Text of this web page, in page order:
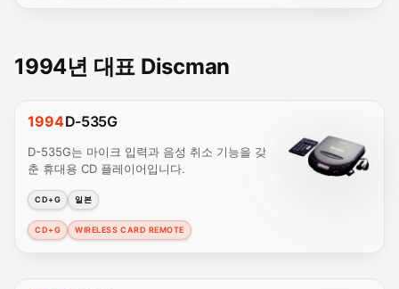
1994년 대표 Discman
1994D-535G
D-535G는 마이크 입력과 음성 취소 기능을 갖
춘 휴대용 CD 플레이어입니다.
CD+G 일본
CD+G WIRELESS CARD REMOTE